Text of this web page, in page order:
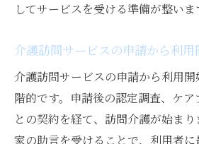
してサービスを受ける準備が整いま
介護訪問サービスの申請から利用
介護訪問サービスの申請から利用
階的です。申請後の認定調査、ケ
との契約を経て、訪問介護が始ま
家の助言を受けることで、利用者